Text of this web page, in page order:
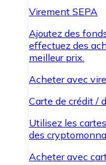
Virement SEPA
Ajoutez des
effectuez des
meilleur prix.
Acheter avec
Carte de crédit /
Utilisez les
des
Acheter avec